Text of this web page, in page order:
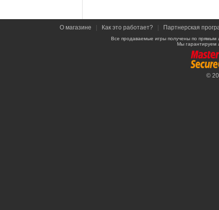
О магазине Как это работает? Партнерская
Все продаваемые игры получены по
Мы гарантируем
©